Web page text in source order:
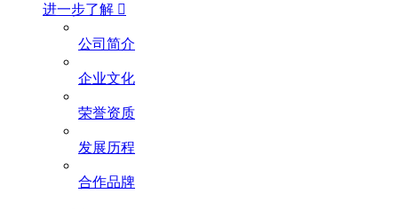
进一步了解 
公司简介
企业文化
荣誉资质
发展历程
合作品牌